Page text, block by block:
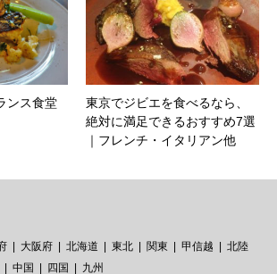
ンス食堂
東京でジビエを食べるなら、
絶対に満足できるおすすめ7選
｜フレンチ・イタリアン他
大阪府 北海道 東北 関東 甲信越
北陸
中国 四国
九州